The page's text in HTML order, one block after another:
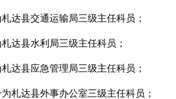
达县交通运输局三级主任科员；
札达县水利局三级主任科员；
达县应急管理局三级主任科员；
札达县外事办公室三级主任科员；